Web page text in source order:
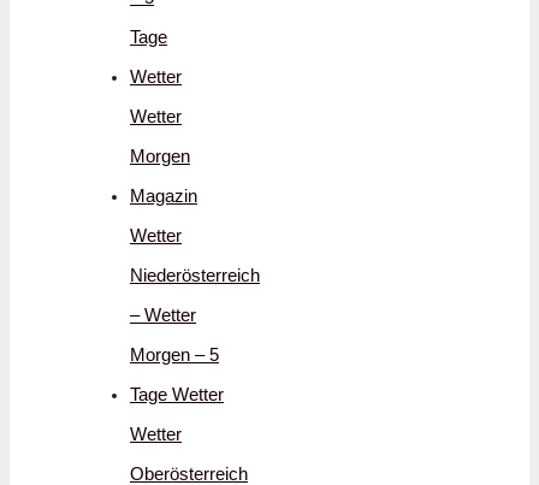
Tage
Wetter
Wetter
Morgen
Magazin
Wetter
Niederösterreich
– Wetter
Morgen – 5
Tage Wetter
Wetter
Oberösterreich